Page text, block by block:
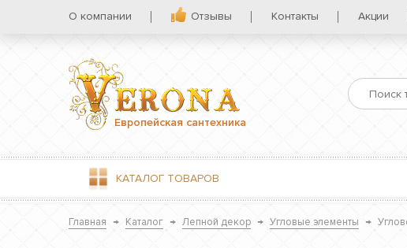
О компании Отзывы Контакты Акции
Европейская сантехника
КАТАЛОГ ТОВАРОВ
Главная → Каталог → Лепной декор → Угловые элементы →